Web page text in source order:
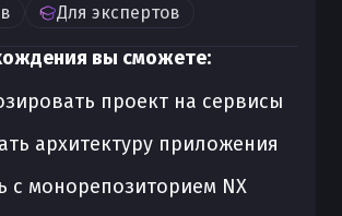
Для экспертов
вы сможете:
проект на сервисы
архитектуру приложения
с монорепозиторием NX